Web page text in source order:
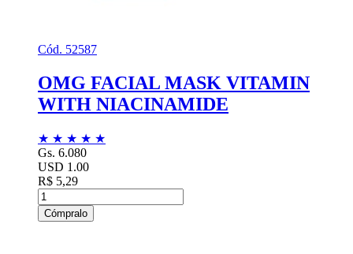
Cód. 52587
OMG FACIAL MASK VITAMIN
WITH NIACINAMIDE
★ ★ ★ ★ ★
Gs. 6.080
USD 1.00
R$ 5,29
Cómpralo